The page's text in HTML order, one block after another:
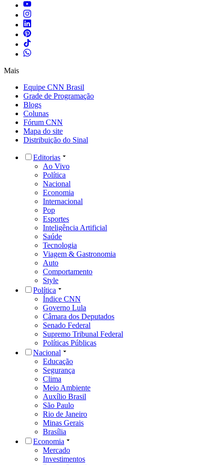
Mais
Equipe CNN Brasil
Grade de Programação
Blogs
Colunas
Fórum CNN
Mapa do site
Distribuição do Sinal
Editorias
Ao Vivo
Política
Nacional
Economia
Internacional
Pop
Esportes
Inteligência Artificial
Saúde
Tecnologia
Viagem & Gastronomia
Auto
Comportamento
Style
Política
Índice CNN
Governo Lula
Câmara dos Deputados
Senado Federal
Supremo Tribunal Federal
Políticas Públicas
Nacional
Educação
Segurança
Clima
Meio Ambiente
Auxílio Brasil
São Paulo
Rio de Janeiro
Minas Gerais
Brasília
Economia
Mercado
Investimentos